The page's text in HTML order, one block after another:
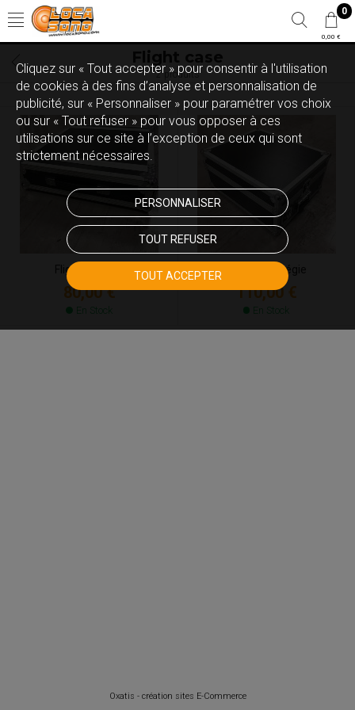
0
0,00 €
2 produits
Flight case 2U
80,00 €
En Stock
Flight case régie
110,00 €
En Stock
Cliquez sur « Tout accepter » pour consentir à l'utilisation
de cookies à des fins d’analyse et personnalisation de
publicité, sur « Personnaliser » pour paramétrer vos choix
ou sur « Tout refuser » pour vous opposer à ces
utilisations sur ce site à l’exception de ceux qui sont
strictement nécessaires.
PERSONNALISER
TOUT REFUSER
TOUT ACCEPTER
Oxatis - création sites E-Commerce